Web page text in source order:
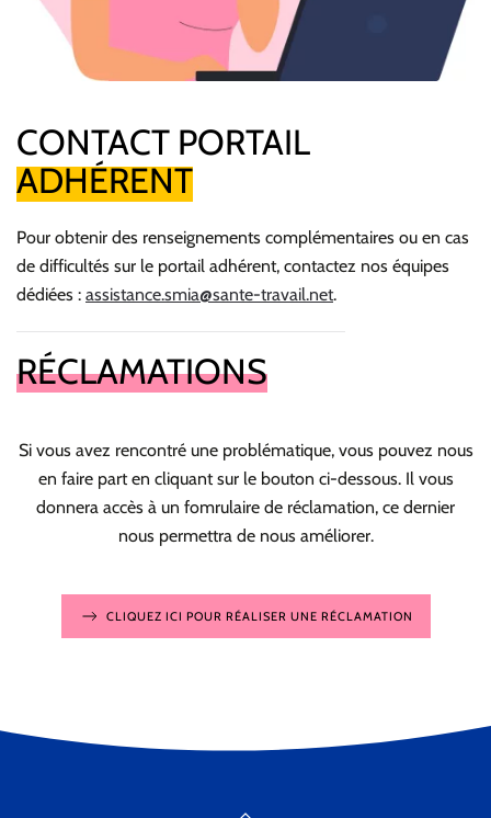
CONTACT PORTAIL
ADHÉRENT
Pour obtenir des renseignements complémentaires ou en cas
de difficultés sur le portail adhérent, contactez nos équipes
dédiées : assistance.smia@sante-travail.net.
RÉCLAMATIONS
Si vous avez rencontré une problématique, vous pouvez nous
en faire part en cliquant sur le bouton ci-dessous. Il vous
donnera accès à un fomrulaire de réclamation, ce dernier
nous permettra de nous améliorer.
CLIQUEZ ICI POUR RÉALISER UNE RÉCLAMATION